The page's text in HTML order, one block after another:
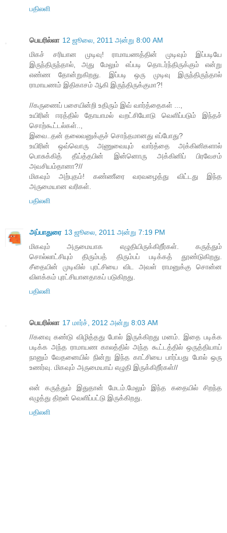
பதிலளி
பெயரில்லா 12 ஜூலை, 2011 அன்று 8:00 AM
மிகச் சரியான முடிவு! ராமாயணத்தின் முடிவும் இப்படியே
இருந்திருந்தால், அது மேலும் எப்படி தொடர்ந்திருக்கும் என்று
எண்ண தோன்றுகிறது. இப்படி ஒரு முடிவு இருந்திருந்தால்
ராமாயணம் இதிகாசம் ஆகி இருந்திருக்குமா?!
//கருணைப் பசையின்றி உதிரும் இவ் வார்த்தைகள் ...,
உயிரின் ஈரத்தில் தோயாமல் வறட்சியோடு வெளிப்படும் இந்தச்
சொற்கூட்டல்கள்..,
இவை..தன் தலைவனுக்குச் சொந்தமானது எப்போது?
உயிரின் ஒவ்வொரு அணுவையும் வார்த்தை அக்கினிகளால்
பொசுக்கித் தீய்த்தபின் இன்னொரு அக்கினிப் பிரவேசம்
அவசியம்தானா?//
மிகவும் அற்புதம்! கண்ணீரை வரவழைத்து விட்டது இந்த
அருமையான வரிகள்.
பதிலளி
அப்பாதுரை 13 ஜூலை, 2011 அன்று 7:19 PM
மிகவும் அருமையாக எழுதியிருக்கிறீர்கள். கருத்தும்
சொல்லாட்சியும் திரும்பத் திரும்பப் படிக்கத் தூண்டுகிறது.
சீதையின் முடிவில் புரட்சியை விட அவள் ராமனுக்கு சொன்ன
விளக்கம் புரட்சியானதாகப் படுகிறது.
பதிலளி
பெயரில்லா 17 மார்ச், 2012 அன்று 8:03 AM
//கனவு கண்டு விழித்தது போல் இருக்கிறது மனம். இதை படிக்க
படிக்க அந்த ராமாயண காலத்தில் அந்த கூட்டத்தில் ஒருத்தியாய்
நானும் வேதனையில் நின்று இந்த காட்சியை பார்ப்பது போல் ஒரு
உணர்வு. மிகவும் அருமையாய் எழுதி இருக்கிறீர்கள்//
என் கருத்தும் இதுதான் மேடம்.மேலும் இந்த கதையில் சிறந்த
எழுத்து திறன் வெளிப்பட்டு இருக்கிறது.
பதிலளி